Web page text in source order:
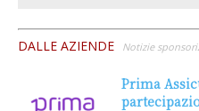
DALLE AZIENDE Notizie
Prima